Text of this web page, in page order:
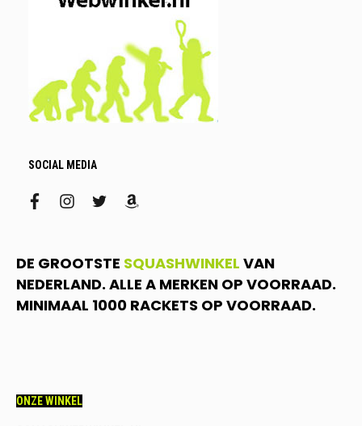
SOCIAL MEDIA
facebookinstagram
twitteramazon
DE GROOTSTE SQUASHWINKEL VAN
NEDERLAND. ALLE A MERKEN OP VOORRAAD.
MINIMAAL 1000 RACKETS OP VOORRAAD.
ONZE WINKEL